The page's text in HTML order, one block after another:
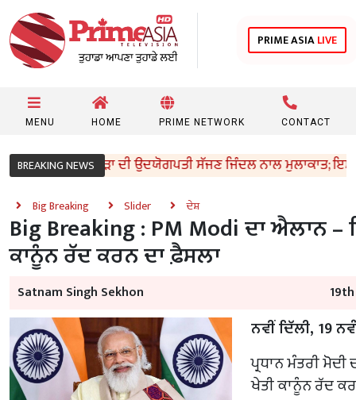
PRIME ASIALIVE
MENU HOME PRIME NETWORK CONTACT
BREAKING NEWS
ਸੰਜੀਵ ਅਰੋੜਾ ਦੀ ਉਦਯੋਗਪਤੀ ਸੱਜਣ ਜਿੰਦਲ ਨਾਲ ਮੁਲਾਕਾਤ; ਇਸਪਾਤ
Big Breaking Slider ਦੇਸ਼
Big Breaking : PM Modi ਦਾ ਐਲਾਨ –
ਕਾਨੂੰਨ ਰੱਦ ਕਰਨ ਦਾ ਫ਼ੈਸਲਾ
Satnam Singh Sekhon
ਨਵੀਂ ਦਿੱਲੀ, 19
ਪ੍ਰਧਾਨ ਮੰਤਰੀ
ਖੇਤੀ ਕਾਨੂੰਨ ਰੱਦ